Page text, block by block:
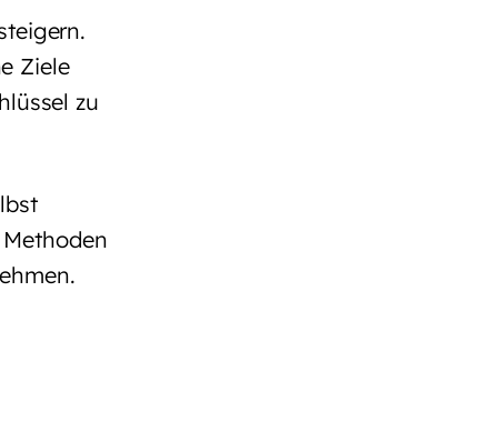
Ziele
zu